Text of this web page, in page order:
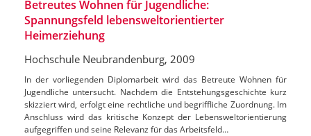
Betreutes Wohnen für Jugendliche:
Spannungsfeld lebensweltorientierter
Heimerziehung
Hochschule Neubrandenburg, 2009
In der vorliegenden Diplomarbeit wird das Betreute Wohnen für
Jugendliche untersucht. Nachdem die Entstehungsgeschichte kurz
skizziert wird, erfolgt eine rechtliche und begriffliche Zuordnung. Im
Anschluss wird das kritische Konzept der Lebensweltorientierung
aufgegriffen und seine Relevanz für das Arbeitsfeld…